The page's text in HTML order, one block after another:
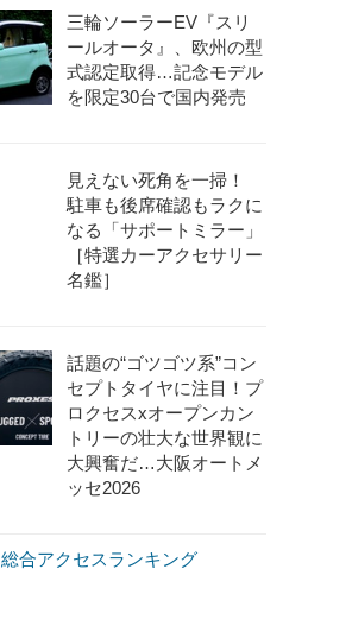
三輪ソーラーEV『スリ
ールオータ』、欧州の型
式認定取得…記念モデル
を限定30台で国内発売
見えない死角を一掃！
駐車も後席確認もラクに
なる「サポートミラー」
［特選カーアクセサリー
名鑑］
話題の“ゴツゴツ系”コン
セプトタイヤに注目！プ
ロクセスxオープンカン
トリーの壮大な世界観に
大興奮だ…大阪オートメ
ッセ2026
総合アクセスランキング